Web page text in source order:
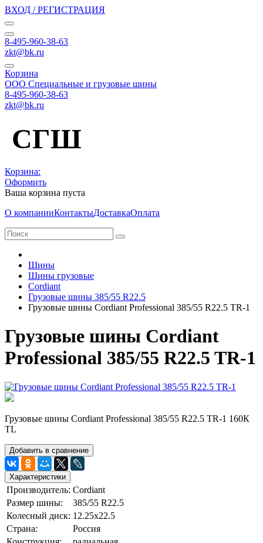
ВХОД / РЕГИСТРАЦИЯ
8-495-960-38-63
zkt@bk.ru
Корзина
ООО Специальные и грузовые шины
8-495-960-38-63
zkt@bk.ru
СГШ
Корзина:
Оформить
Ваша корзина пуста
О компанииКонтактыДоставкаОплата
Шины
Шины грузовые
Cordiant
Грузовые шины 385/55 R22.5
Грузовые шины Cordiant Professional 385/55 R22.5 TR-1
Грузовые шины Cordiant
Professional 385/55 R22.5 TR-1
Грузовые шины Cordiant Professional 385/55 R22.5 TR-1 160К
TL
Добавить в сравнение
Характеристики
Производитель: Cordiant
Размер шины:
385/55 R22.5
Колесный диск: 12.25х22.5
Страна:
Россия